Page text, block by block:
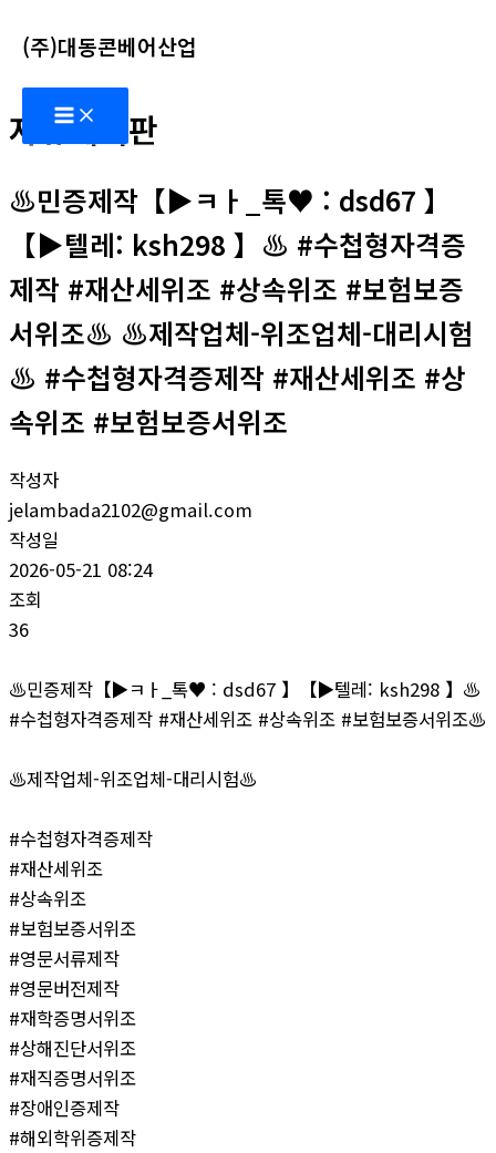
텐
츠
로
건
뛰
(주)대동콘베어산업
Main
Menu
자유게시판
♨️민증제작【▶ㅋㅏ_톡♥ : dsd67 】
【▶텔레: ksh298 】♨️ #수첩형자격증
제작 #재산세위조 #상속위조 #보험보증
서위조♨️ ♨️제작업체-위조업체-대리시험
♨️ #수첩형자격증제작 #재산세위조 #상
속위조 #보험보증서위조
작성자
jelambada2102@gmail.com
작성일
2026-05-21 08:24
조회
36
♨️민증제작【▶ㅋㅏ_톡♥ : dsd67 】【▶텔레: ksh298 】♨️
#수첩형자격증제작 #재산세위조 #상속위조 #보험보증서위조♨️
♨️제작업체-위조업체-대리시험♨️
#수첩형자격증제작
#재산세위조
#상속위조
#보험보증서위조
#영문서류제작
#영문버전제작
#재학증명서위조
#상해진단서위조
#재직증명서위조
#장애인증제작
#해외학위증제작